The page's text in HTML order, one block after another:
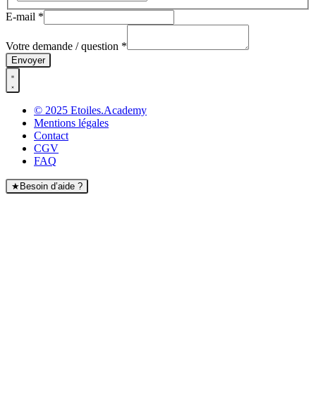
Nom
mail
demande
E-mail *
Votre demande / question *
Envoyer
© 2025 Etoiles.Academy
Mentions légales
Contact
CGV
FAQ
★ Besoin d’aide ?